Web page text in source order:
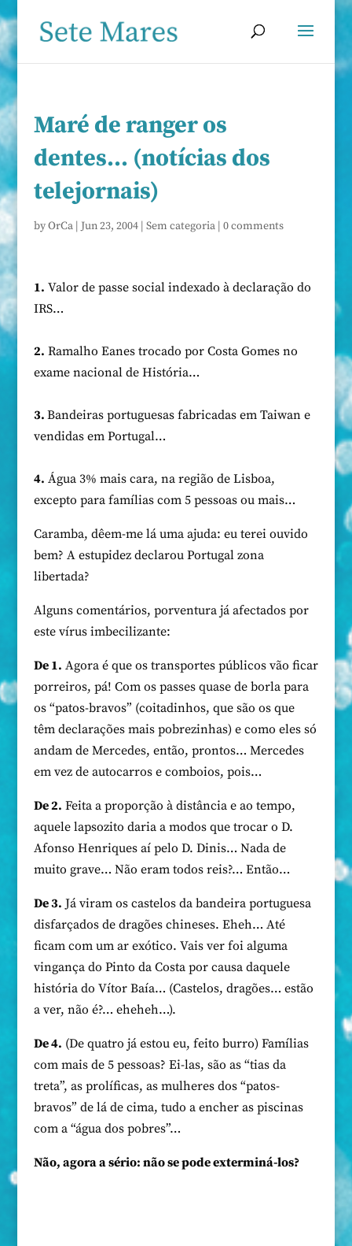
Maré de ranger os
dentes… (notícias dos
telejornais)
byOrCa| Jun 23, 2004| Sem categoria| 0 comments
1. Valor de passe social indexado à declaração do
IRS…
2. Ramalho Eanes trocado por Costa Gomes no
exame nacional de História…
3. Bandeiras portuguesas fabricadas em Taiwan e
vendidas em Portugal…
4. Água 3% mais cara, na região de Lisboa,
excepto para famílias com 5 pessoas ou mais…
Caramba, dêem-me lá uma ajuda: eu terei ouvido
bem? A estupidez declarou Portugal zona
libertada?
Alguns comentários, porventura já afectados por
este vírus imbecilizante:
De 1. Agora é que os transportes públicos vão ficar
porreiros, pá! Com os passes quase de borla para
os “patos-bravos” (coitadinhos, que são os que
têm declarações mais pobrezinhas) e como eles só
andam de Mercedes, então, prontos… Mercedes
em vez de autocarros e comboios, pois…
De 2. Feita a proporção à distância e ao tempo,
aquele lapsozito daria a modos que trocar o D.
Afonso Henriques aí pelo D. Dinis… Nada de
muito grave… Não eram todos reis?… Então…
De 3. Já viram os castelos da bandeira portuguesa
disfarçados de dragões chineses. Eheh… Até
ficam com um ar exótico. Vais ver foi alguma
vingança do Pinto da Costa por causa daquele
história do Vítor Baía… (Castelos, dragões… estão
a ver, não é?… eheheh…).
De 4. (De quatro já estou eu, feito burro) Famílias
com mais de 5 pessoas? Ei-las, são as “tias da
treta”, as prolíficas, as mulheres dos “patos-
bravos” de lá de cima, tudo a encher as piscinas
com a “água dos pobres”…
Não, agora a sério: não se pode exterminá-los?